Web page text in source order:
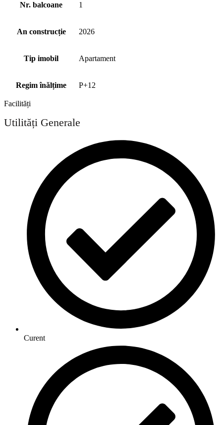
Nr. balcoane 1
An construcție 2026
Tip imobil Apartament
Regim înălțime P+12
Facilități
Utilități Generale
Curent